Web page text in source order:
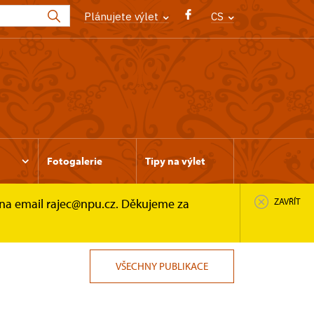
Plánujete výlet CS
Fotogalerie Tipy na výlet
email rajec@npu.cz. Děkujeme za
ZAVŘÍT
VŠECHNY PUBLIKACE